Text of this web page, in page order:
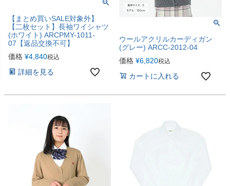
【まとめ買いSALE対象外】
【二枚セット】長袖ワイシャツ
(ホワイト) ARCPMY-1011-
07【返品交換不可】
価格 ¥4,840税込
詳細を見る
ウールアクリルカーディガン
(グレー) ARCC-2012-04
価格 ¥6,820税込
カートに入れる